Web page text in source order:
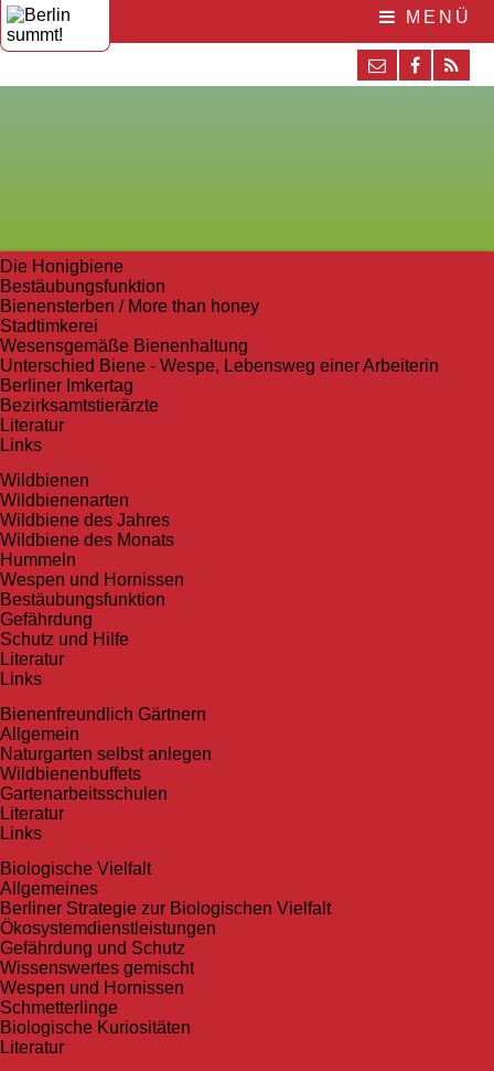
MENÜ
Die Honigbiene
Bestäubungsfunktion
Bienensterben / More than honey
Stadtimkerei
Wesensgemäße Bienenhaltung
Unterschied Biene - Wespe, Lebensweg einer Arbeiterin
Berliner Imkertag
Bezirksamtstierärzte
Literatur
Links
Wildbienen
Wildbienenarten
Wildbiene des Jahres
Wildbiene des Monats
Hummeln
Wespen und Hornissen
Bestäubungsfunktion
Gefährdung
Schutz und Hilfe
Literatur
Links
Bienen­freundlich Gärtnern
Allgemein
Naturgarten selbst anlegen
Wildbienenbuffets
Gartenarbeitsschulen
Literatur
Links
Biologische Vielfalt
Allgemeines
Berliner Strategie zur Biologischen Vielfalt
Ökosystemdienstleistungen
Gefährdung und Schutz
Wissenswertes gemischt
Wespen und Hornissen
Schmetterlinge
Biologische Kuriositäten
Literatur